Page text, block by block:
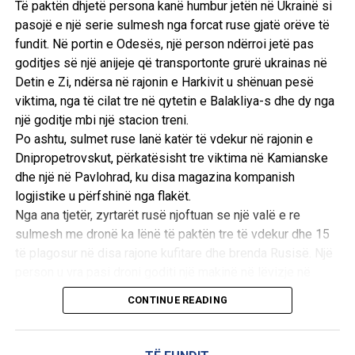
së provimit, revolta për pasojë nuk u kufizua vetëm te ata
që i ishin nënshtruar provimit. Kjo rezonoi me çdo familje
që e shihte meritën si bazën e aspiratave.
Në këtë kuptim, NEET ishte më pak shkaku i protestave
sesa katalizatori qe solli një ankth më të thellë në syrin e
publikut. Demonstratat pasqyruan një frikë në rritje se
institucionet e ngarkuara me mbrojtjen e meritës jo vetëm
që duhet të jenë të drejta, por edhe duhet të duken të tilla.
Pasi besimi i publikut në atë parim fillon të zbehet, pasojat
shtrihen larg përtej një provimi të vetëm apo një grupi të
vetëm studentësh.
tyre origjinale. Teksa marrin vrull, aktorë të rinj hyjnë në
mënyrë të shmangshme në arenë, secili duke kërkuar të
Të paktën dhjetë persona kanë humbur jetën në Ukrainë si
pasojë e një serie sulmesh nga forcat ruse gjatë orëve të
fundit. Në portin e Odesës, një person ndërroi jetë pas
goditjes së një anijeje që transportonte grurë ukrainas në
Detin e Zi, ndërsa në rajonin e Harkivit u shënuan pesë
viktima, nga të cilat tre në qytetin e Balakliya-s dhe dy nga
një goditje mbi një stacion treni.
Po ashtu, sulmet ruse lanë katër të vdekur në rajonin e
Dnipropetrovskut, përkatësisht tre viktima në Kamianske
dhe një në Pavlohrad, ku disa magazina kompanish
logjistike u përfshinë nga flakët.
Nga ana tjetër, zyrtarët rusë njoftuan se një valë e re
sulmesh me dronë ka lënë të paktën tre të vdekur dhe 15
rajonin e Bryansk-ut, ku u shënua edhe një i vdekur tjetër në
qytetin Novozybkov.
Në rajonin e Kursk-ut një sulm me dron la një të vdekur dhe
gjashtë të plagosur, ndërsa në Nizhny Novgorod katër
CONTINUE READING